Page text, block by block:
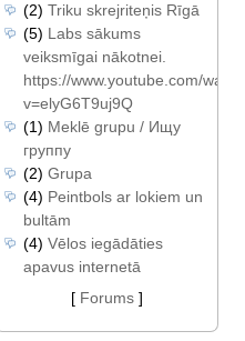
(2) Triku skrejriteņis Rīgā
(5) Labs sākums
veiksmīgai nākotnei.
https://www.youtube.com/watch?
v=elyG6T9uj9Q
(1) Meklē grupu / Ищу
группу
(2) Grupa
(4) Peintbols ar lokiem un
bultām
(4) Vēlos iegādāties
apavus internetā
[ Forums]